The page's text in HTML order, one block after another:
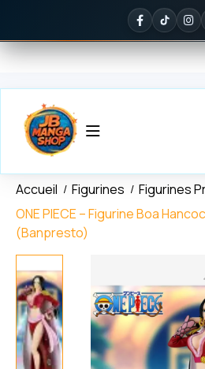
dès 150 € d'achat ✦ Noté
Accueil Figurines Figurines
ONE PIECE – Figurine Boa
(Banpresto)
Panneau de gestion des cookies